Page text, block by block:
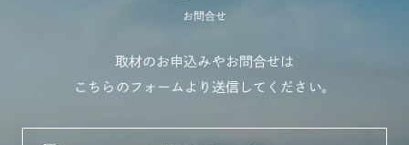
お問合せ
取材のお申込みやお問合せは
こちらのフォームより送信してください。